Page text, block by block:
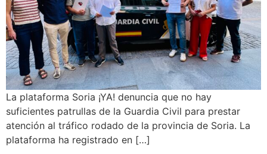
La plataforma Soria ¡YA! denuncia que no hay
suficientes patrullas de la Guardia Civil para prestar
atención al tráfico rodado de la provincia de Soria. La
plataforma ha registrado en […]